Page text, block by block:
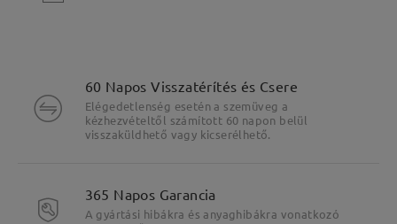
60 Napos Visszatérítés és Csere
Elégedetlenség esetén a szemüveg a
kézhezvételtől számított 60 napon belül
visszaküldhető vagy kicserélhető.
365 Napos Garancia
A gyártási hibákra és anyaghibákra vonatkozó